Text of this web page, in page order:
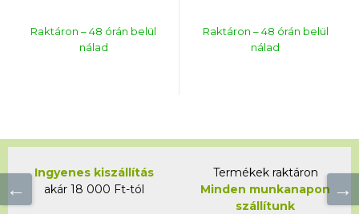
Raktáron – 48 órán belül
nálad
Raktáron – 48 órán belül
nálad
Ingyenes kiszállítás
akár 18 000 Ft-tól
Termékek raktáron
Minden munkanapon
szállítunk